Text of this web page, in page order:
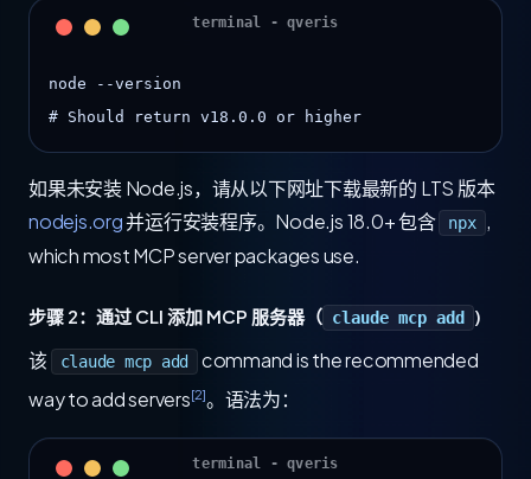
node --version
# Should return v18.0.0 or higher
如果未安装 Node.js，请从以下网址下载最新的 LTS 版本
nodejs.org并运行安装程序。Node.js 18.0+ 包含 npx ,
which most MCP server packages use.
步骤 2：通过 CLI 添加 MCP 服务器（ claude mcp add )
该 claude mcp add
command is the recommended
way to add servers[2]。语法为：